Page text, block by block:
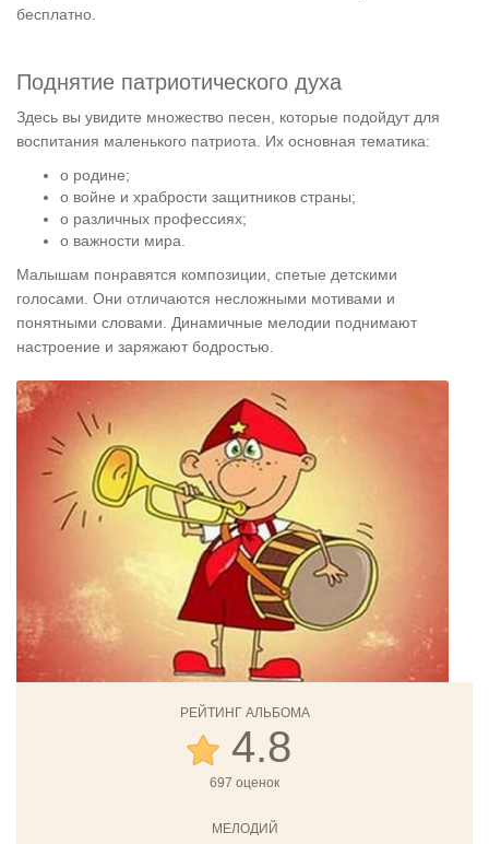
бесплатно.
Поднятие патриотического духа
Здесь вы увидите множество песен, которые подойдут для
воспитания маленького патриота. Их основная тематика:
о родине;
о войне и храбрости защитников страны;
о различных профессиях;
о важности мира.
Малышам понравятся композиции, спетые детскими
голосами. Они отличаются несложными мотивами и
понятными словами. Динамичные мелодии поднимают
настроение и заряжают бодростью.
РЕЙТИНГ АЛЬБОМА
4.8
697 оценок
МЕЛОДИЙ